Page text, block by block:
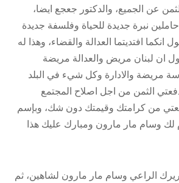
عن الجميع، والدكتور جعجع ايضا،
نبرة جديدة للحياة وفلسفة جديدة
انكما افتديتما العدالة والقضاء، وهذا له
ان لبنان مريض والعدالة مريضة
مريضة والادارة وكل شيء في البلد
الثمن من اجل اصلاح المجتمع
من كرامتك وقيمتك دون شك، وبإسم
لك وسام مار مارون ومبارك عليك هذا
الراعي وسام مار مارون لشاهين، ثم